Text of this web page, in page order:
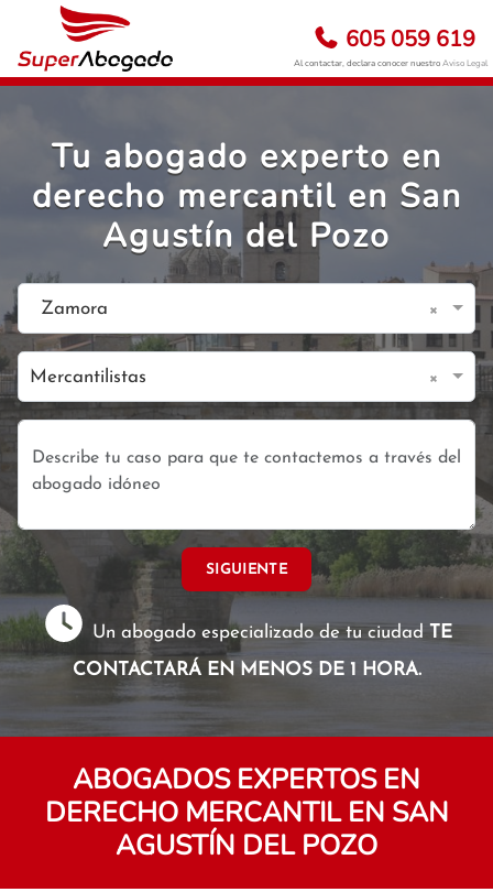
605 059 619
Al contactar, declara conocer nuestroAviso Legal
Tu abogado experto en
derecho mercantil en San
Agustín del Pozo
Zamora ×
Mercantilistas ×
SIGUIENTE
Un abogado especializado de tu ciudadTE
CONTACTARÁ EN MENOS DE 1 HORA.
ABOGADOS EXPERTOS EN
DERECHO MERCANTIL EN SAN
AGUSTÍN DEL POZO